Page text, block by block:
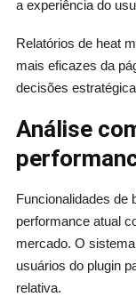
a experiência do
Relatórios de heat
mais eficazes da
decisões
Análise
Funcionalidades de
performance atual
mercado. O
usuários do plugin
relativa.